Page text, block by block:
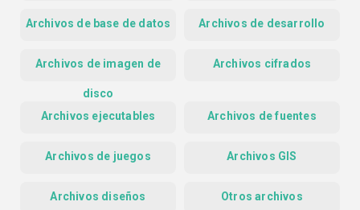
Archivos de base de datos Archivos de desarrollo
Archivos de imagen de
disco
Archivos cifrados
Archivos ejecutables Archivos de fuentes
Archivos de juegos Archivos GIS
Archivos diseños Otros archivos